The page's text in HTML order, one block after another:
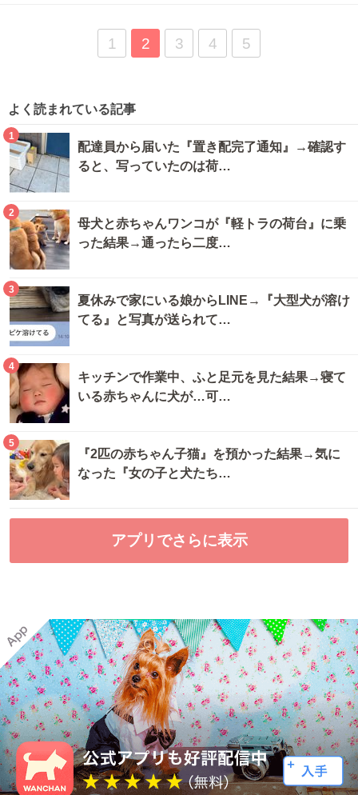
1 2 3 4 5
よく読まれている記事
1
配達員から届いた『置き配完了通知』→確認す
ると、写っていたのは荷…
2
母犬と赤ちゃんワンコが『軽トラの荷台』に乗
った結果→通ったら二度…
3
夏休みで家にいる娘からLINE→『大型犬が溶け
てる』と写真が送られて…
4
キッチンで作業中、ふと足元を見た結果→寝て
いる赤ちゃんに犬が…可…
5
『2匹の赤ちゃん子猫』を預かった結果→気に
なった『女の子と犬たち…
アプリでさらに表示